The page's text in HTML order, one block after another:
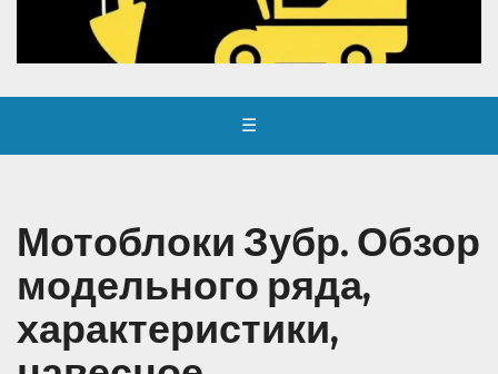
☰
Мотоблоки Зубр. Обзор
модельного ряда,
характеристики,